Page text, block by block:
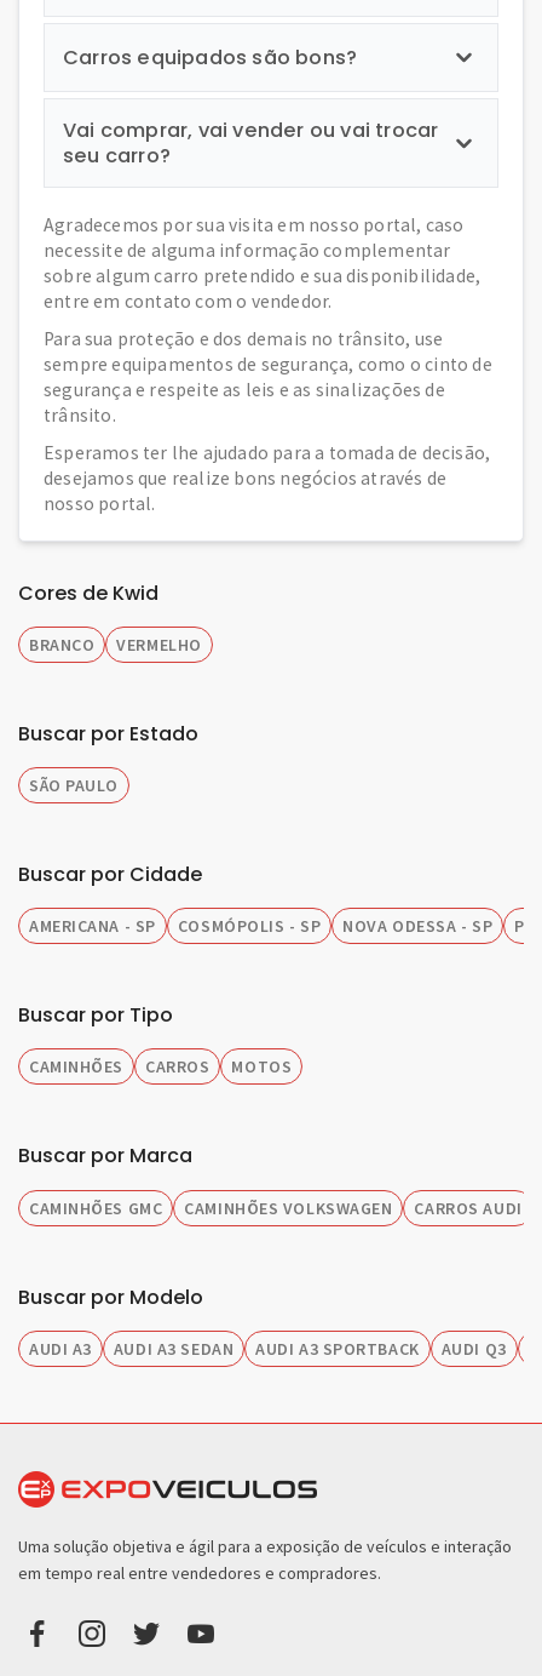
Carros equipados são bons?
Vai comprar, vai vender ou vai trocar
seu carro?
Agradecemos por sua visita em nosso portal, caso
necessite de alguma informação complementar
sobre algum carro pretendido e sua disponibilidade,
entre em contato com o vendedor.
Para sua proteção e dos demais no trânsito, use
sempre equipamentos de segurança, como o cinto de
segurança e respeite as leis e as sinalizações de
trânsito.
Esperamos ter lhe ajudado para a tomada de decisão,
desejamos que realize bons negócios através de
nosso portal.
Cores de Kwid
BRANCO VERMELHO
Buscar por Estado
SÃO PAULO
Buscar por Cidade
AMERICANA - SP COSMÓPOLIS - SP NOVA ODESSA - SP
Buscar por Tipo
CAMINHÕES CARROS MOTOS
Buscar por Marca
CAMINHÕES GMC CAMINHÕES VOLKSWAGEN CARROS AUDI
Buscar por Modelo
AUDI A3 AUDI A3 SEDAN AUDI A3 SPORTBACK AUDI Q3
Uma solução objetiva e ágil para a exposição de veículos e interação
em tempo real entre vendedores e compradores.